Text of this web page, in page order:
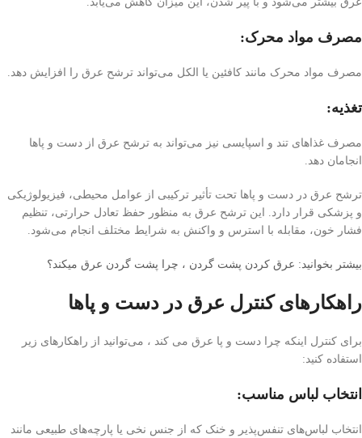
مصرف مواد محرک:
مصرف مواد محرک مانند کافئین یا الکل می‌تواند ترشح عرق را افزایش دهد.
تغذیه:
مصرف غذاهای تند و اسپایسی نیز می‌تواند به ترشح عرق از دست و پاها
انجامان دهد.
ترشح عرق در دست و پاها تحت تأثیر ترکیبی از عوامل محیطی، فیزیولوژیکی
و پزشکی قرار دارد. این ترشح عرق به منظور حفظ تعادل حرارتی، تنظیم
فشار خون، مقابله با استرس و واکنش به شرایط مختلف انجام می‌شود.
بیشتر بخوانید: عرق كردن پشت گردن ، چرا پشت گردن عرق میکند؟
راهکارهای کنترل عرق در دست و پاها
برای کنترل اینکه چرا دست و پا عرق می کند ، می‌توانید از راهکارهای زیر
استفاده کنید:
انتخاب لباس مناسب:
انتخاب لباس‌های تنفس‌پذیر و خنک که از جنس نخی یا پارچه‌های طبیعی مانند